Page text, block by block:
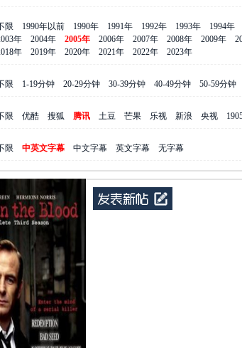
限 1990年以前 1990年 1991年 1992年 1993年 1994年
年
2004年 2005年 2006年 2007年 2008年 2009年
年
2019年 2020年 2021年 2022年 2023年
限 1-19分钟 20-29分钟 30-39分钟 40-49分钟 50-59分钟
限 优酷 搜狐 腾讯 土豆 芒果 乐视 新浪 央视
限 中英文字幕 中文字幕 英文字幕 无字幕